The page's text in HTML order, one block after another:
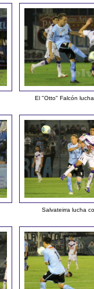
El "Otto" Falcón
Salvateirra lucha